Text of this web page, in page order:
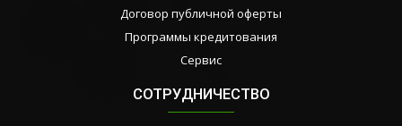
Договор публичной оферты
Программы кредитования
Сервис
СОТРУДНИЧЕСТВО